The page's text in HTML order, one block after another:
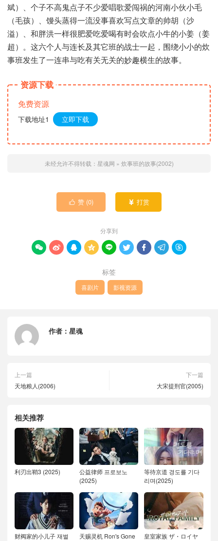
斌）、个子不高鬼点子不少爱唱歌爱闯祸的河南小伙小毛
（毛孩）、馒头蒸得一流没事喜欢写点文章的帅胡（沙
溢）、和胖洪一样很肥爱吃爱喝有时会吹点小牛的小姜（姜
超）。这六个人与连长及其它班的战士一起，围绕小小的炊
事班发生了一连串与吃有关无关的妙趣横生的故事。
资源下载
免费资源
下载地址1 立即下载
未经允许不得转载： 星魂网 » 炊事班的故事(2002)
 赞 (0)  打赏
分享到
        
标签
喜剧片 影视资源
作者： 星魂
上一篇
天地粮人(2006)
下一篇
大宋提刑官(2005)
相关推荐
利刃出鞘3 (2025)
公益律师 프로보노
(2025)
等待京道 경도를 기다
리며(2025)
财阀家的小儿子 재벌
天赐灵机 Ron's Gone
皇室家族 ザ・ロイヤ